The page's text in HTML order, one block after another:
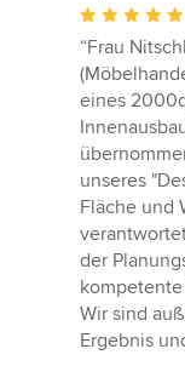
Bewertung:
5
von
5
Sternen
“Frau
eines
unseres
Fläche und
der
Wir sind
Ergebnis